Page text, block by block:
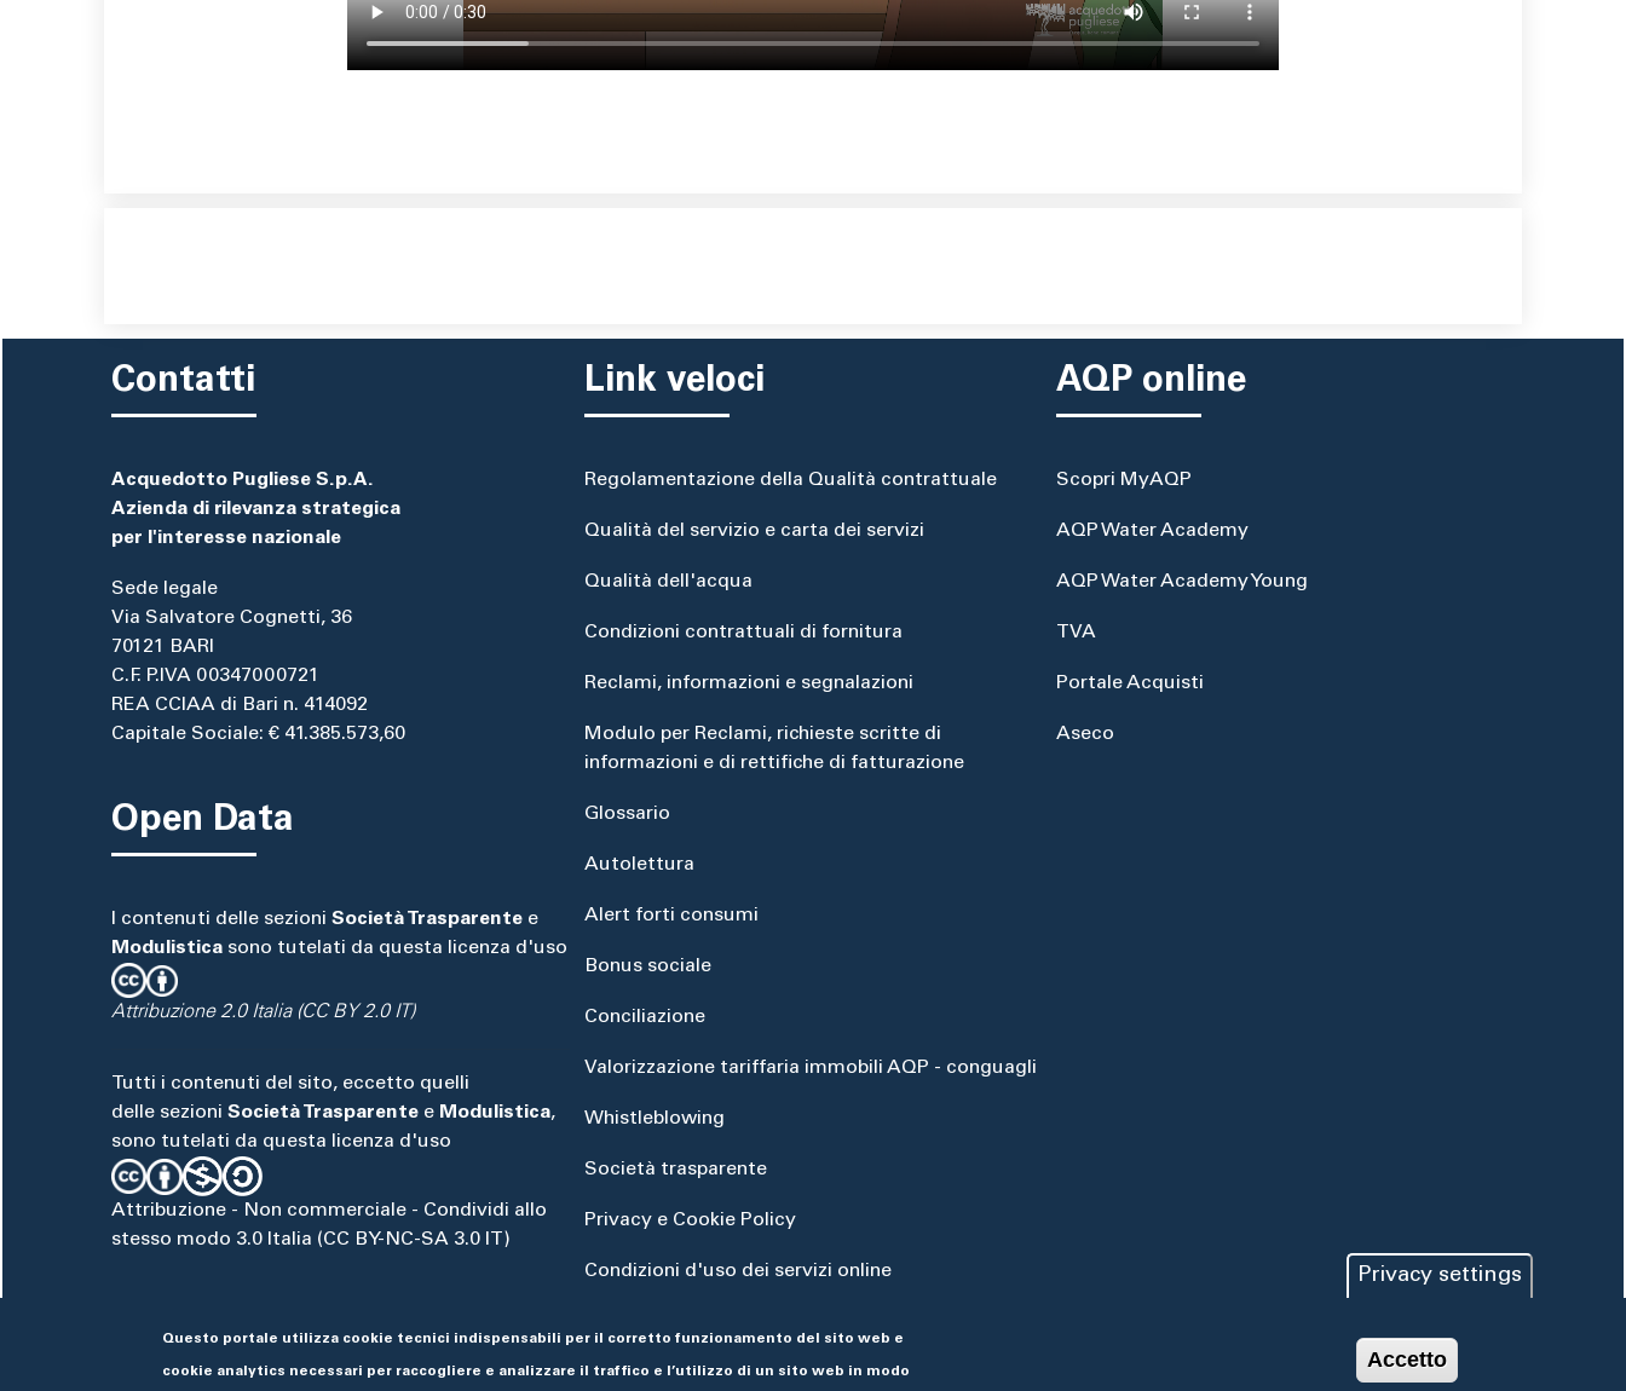
Contatti
Acquedotto Pugliese S.p.A.
Azienda di rilevanza strategica
per l'interesse nazionale
Sede legale
Via Salvatore Cognetti, 36
70121 BARI
C.F. P.IVA 00347000721
REA CCIAA di Bari n. 414092
Capitale Sociale: € 41.385.573,60
Open Data
I contenuti delle sezioni Società Trasparente e
Modulistica sono tutelati da questa licenza d'uso
Attribuzione 2.0 Italia (CC BY 2.0 IT)
Tutti i contenuti del sito, eccetto quelli
delle sezioni Società Trasparente e Modulistica,
sono tutelati da questa licenza d'uso
Attribuzione - Non commerciale - Condividi allo
stesso modo 3.0 Italia (CC BY-NC-SA 3.0 IT)
Link veloci
Regolamentazione della Qualità contrattuale
Qualità del servizio e carta dei servizi
Qualità dell'acqua
Condizioni contrattuali di fornitura
Reclami, informazioni e segnalazioni
Modulo per Reclami, richieste scritte di
informazioni e di rettifiche di fatturazione
Glossario
Autolettura
Alert forti consumi
Bonus sociale
Conciliazione
Valorizzazione tariffaria immobili AQP - conguagli
Whistleblowing
Società trasparente
Privacy e Cookie Policy
Condizioni d'uso dei servizi online
AQP online
Scopri MyAQP
AQP Water Academy
AQP Water Academy Young
TVA
Portale Acquisti
Aseco
Privacy settings
Questo portale utilizza cookie tecnici indispensabili per il corretto funzionamento del sito web e
cookie analytics necessari per raccogliere e analizzare il traffico e l’utilizzo di un sito web in modo Accetto